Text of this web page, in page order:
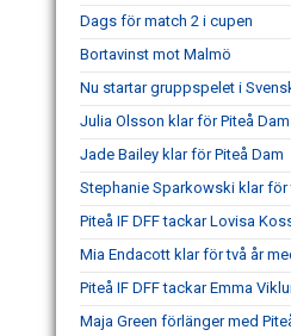
Dags för match 2 i cupen
Bortavinst mot Malmö
Nu startar gruppspelet i
Julia Olsson klar för Piteå Dam
Jade Bailey klar för Piteå Dam
Stephanie Sparkowski klar för
Piteå IF DFF tackar Lovisa
Mia Endacott klar för två år
Piteå IF DFF tackar Emma
Maja Green förlänger med